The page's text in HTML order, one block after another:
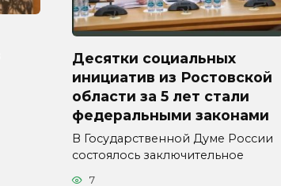
Десятки социальных
инициатив из Ростовской
области за 5 лет стали
федеральными законами
В Государственной Думе России
состоялось заключительное
7